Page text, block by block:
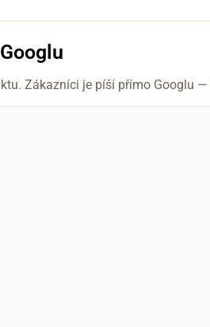
Zákazníci je píší přímo Googlu